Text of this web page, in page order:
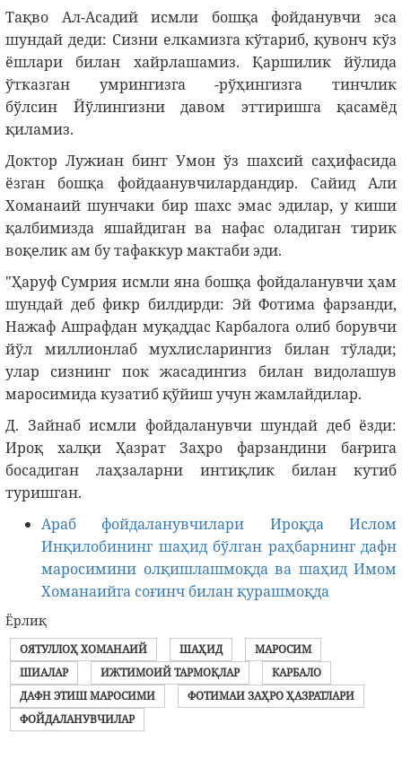
Тақво Ал-Асадий исмли бошқа фойданувчи эса
шундай деди: Сизни елкамизга кўтариб, қувонч кўз
ёшлари билан хайрлашамиз. Қаршилик йўлида
ўтказган умрингизга -рўҳингизга тинчлик
бўлсин Йўлингизни давом эттиришга қасамёд
қиламиз.
Доктор Лужиан бинт Умон ўз шахсий саҳифасида
ёзган бошқа фойдаанувчилардандир. Сайид Али
Хоманаий шунчаки бир шахс эмас эдилар, у киши
қалбимизда яшайдиган ва нафас оладиган тирик
воқелик ам бу тафаккур мактаби эди.
"Ҳаруф Сумрия исмли яна бошқа фойдаланувчи ҳам
шундай деб фикр билдирди: Эй Фотима фарзанди,
Нажаф Ашрафдан муқаддас Карбалога олиб борувчи
йўл миллионлаб мухлисларингиз билан тўлади;
улар сизнинг пок жасадингиз билан видолашув
маросимида кузатиб қўйиш учун жамлайдилар.
Д. Зайнаб исмли фойдаланувчи шундай деб ёзди:
Ироқ халқи Ҳазрат Заҳро фарзандини бағрига
босадиган лаҳзаларни интиқлик билан кутиб
туришган.
Араб фойдаланувчилари Ироқда Ислом
Инқилобининг шаҳид бўлган раҳбарнинг дафн
маросимини олқишлашмоқда ва шаҳид Имом
Хоманаийга соғинч билан қурашмоқда
Ёрлиқ
ОЯТУЛЛОҲ ХОМАНАИЙ ШАҲИД
МАРОСИМ
ШИАЛАР
ИЖТИМОИЙ ТАРМОҚЛАР
КАРБАЛО
ДАФН ЭТИШ МАРОСИМИ
ФОТИМАИ ЗАҲРО ҲАЗРАТЛАРИ
ФОЙДАЛАНУВЧИЛАР